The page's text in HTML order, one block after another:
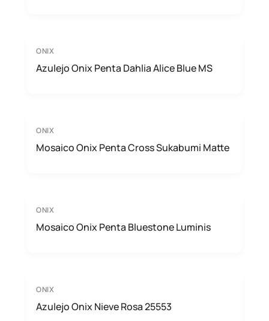
ONIX
Azulejo Onix Penta Dahlia Alice Blue MS
ONIX
Mosaico Onix Penta Cross Sukabumi Matte
ONIX
Mosaico Onix Penta Bluestone Luminis
ONIX
Azulejo Onix Nieve Rosa 25553